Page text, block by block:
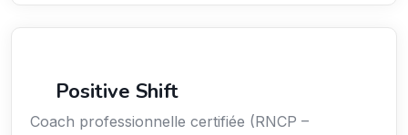
Positive Shift
Coach professionnelle certifiée (RNCP –